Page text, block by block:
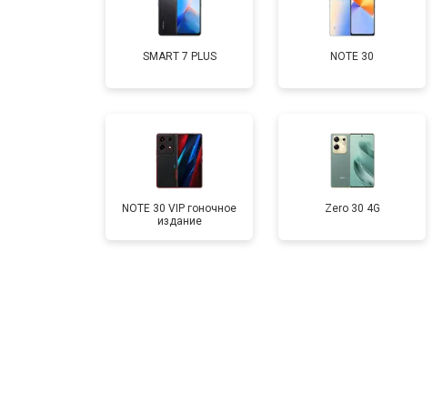
Ремонт цепи питания
SMART 7 PLUS NOTE 30
NOTE 30 VIP гоночное
издание
Zero 30 4G